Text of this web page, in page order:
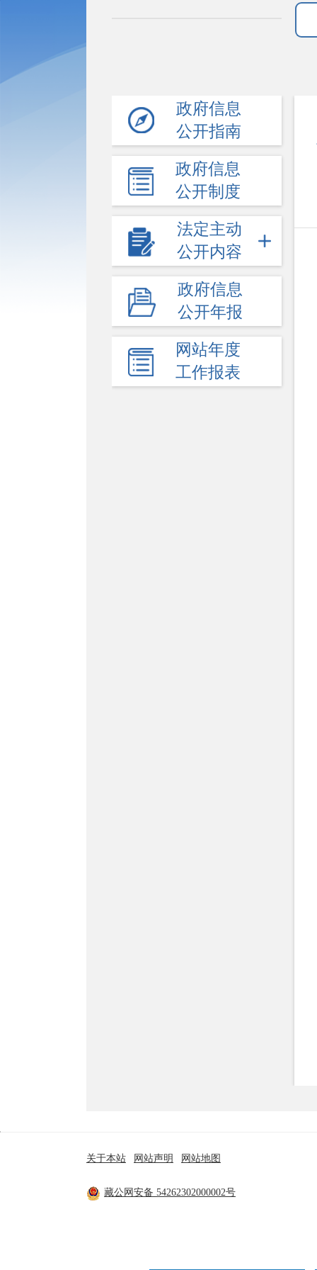
政府信息
公开指南
政府信息
公开制度
法定主动
公开内容
政府信息
公开年报
网站年度
工作报表
关于本站 网站声明
网站地图
藏公网安备 54262302000002号